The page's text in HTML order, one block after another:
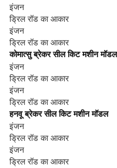
इंजन
ड्रिल रॉड का आकार
इंजन
ड्रिल रॉड का आकार
कोमात्सु ब्रेकर सील किट मशीन मॉडल
इंजन
ड्रिल रॉड का आकार
इंजन
ड्रिल रॉड का आकार
हनवू ब्रेकर सील किट मशीन मॉडल
इंजन
ड्रिल रॉड का आकार
इंजन
ड्रिल रॉड का आकार